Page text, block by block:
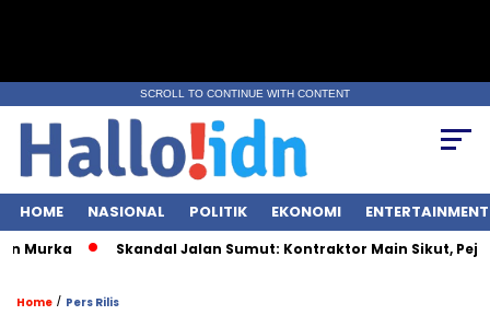
SCROLL TO CONTINUE WITH CONTENT
HOME NASIONAL POLITIK EKONOMI ENTERTAINMENT
Skandal Jalan Sumut: Kontraktor Main Sikut, Pejabat
Home / Pers Rilis